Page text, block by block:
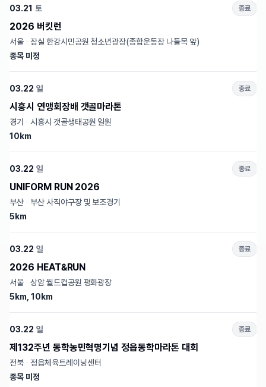
03.21 토 종료
2026 버킷런
서울 · 잠실 한강시민공원 청소년광장(종합운동장 나들목 앞)
종목 미정
03.22 일 종료
시흥시 연맹회장배 갯골마라톤
경기 · 시흥시 갯골생태공원 일원
10km
03.22 일 종료
UNIFORM RUN 2026
부산 · 부산 사직야구장 및 보조경기
5km
03.22 일 종료
2026 HEAT&RUN
서울 · 상암 월드컵공원 평화광장
5km, 10km
03.22 일 종료
제132주년 동학농민혁명기념 정읍동학마라톤 대회
전북 · 정읍체육트레이닝센터
종목 미정